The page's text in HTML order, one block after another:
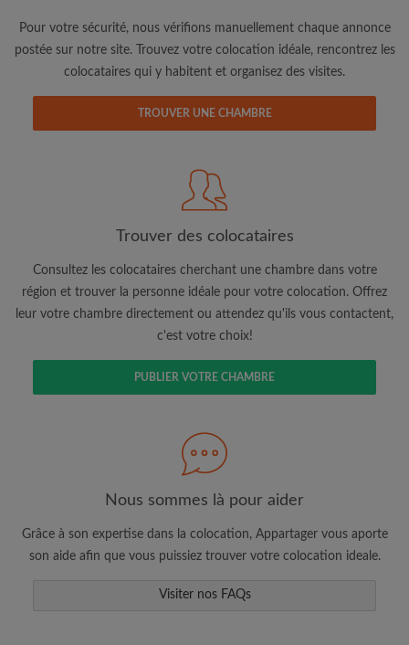
d'Appartager.lu et ai pris connaissance de la Politique de
Je souhaite recevoir des offres exclusives et des mises à
semble important
Pour votre sécurité, nous vérifions manuellement chaque annonce
postée sur notre site. Trouvez votre colocation idéale, rencontrez les
colocataires qui y habitent et organisez des visites.
TROUVER UNE CHAMBRE
Trouver des colocataires
Consultez les colocataires cherchant une chambre dans votre
région et trouver la personne idéale pour votre colocation. Offrez
leur votre chambre directement ou attendez qu'ils vous contactent,
c'est votre choix!
PUBLIER VOTRE CHAMBRE
Nous sommes là pour aider
Grâce à son expertise dans la colocation, Appartager vous aporte
son aide afin que vous puissiez trouver votre colocation ideale.
Visiter nos FAQs